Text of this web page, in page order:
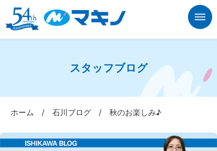
スタッフブログ
ホーム /石川ブログ /秋のお楽しみ♪